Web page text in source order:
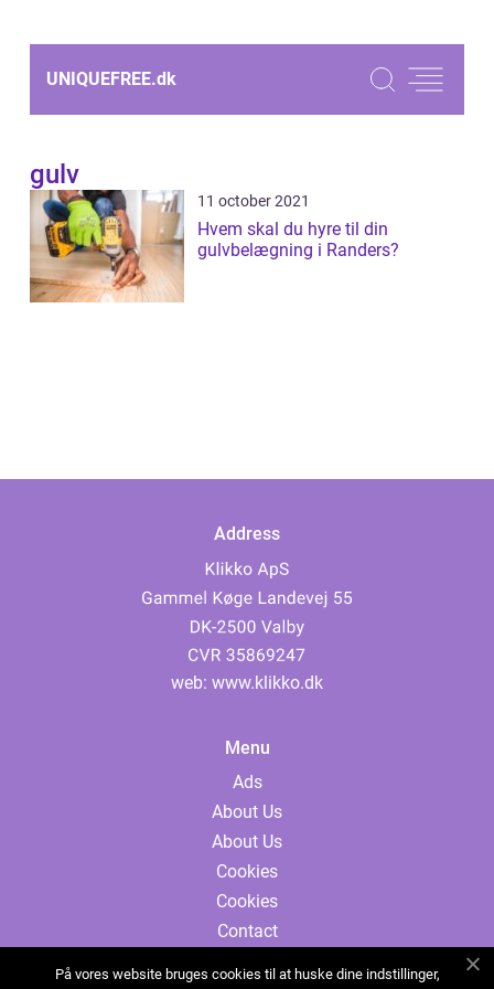
UNIQUEFREE.dk
gulv
11 october 2021
Hvem skal du hyre til din
gulvbelægning i Randers?
Address
web: www.klikko.dk
Menu
Ads
About Us
About Us
Cookies
Cookies
Contact
På vores website bruges cookies til at huske dine indstillinger,